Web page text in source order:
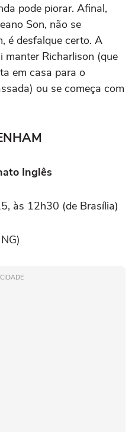
pode piorar. Afinal,
Son, não se
é desfalque certo. A
manter Richarlison (que
em casa para o
ou se começa com
Inglês
às 12h30 (de Brasília)